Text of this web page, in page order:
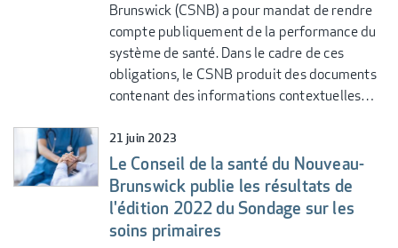
Brunswick (CSNB) a pour mandat de rendre
compte publiquement de la performance du
système de santé. Dans le cadre de ces
obligations, le CSNB produit des documents
contenant des informations contextuelles…
21 juin 2023
Le Conseil de la santé du Nouveau-
Brunswick publie les résultats de
l'édition 2022 du Sondage sur les
soins primaires